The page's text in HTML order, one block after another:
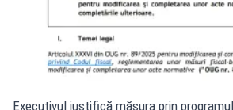
Executivul justifică măsura prin